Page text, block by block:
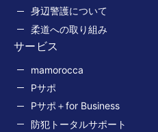
身辺警護について
柔道への取り組み
サービス
mamorocca
Pサポ
Pサポ＋for Business
防犯トータルサポート